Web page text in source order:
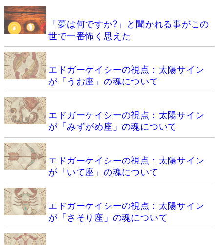
「夢は何ですか?」と聞かれる事がこの
世で一番怖く思えた
エドガーケイシーの視点：太陽サイン
が「うお座」の魂について
エドガーケイシーの視点：太陽サイン
が「みずがめ座」の魂について
エドガーケイシーの視点：太陽サイン
が「いて座」の魂について
エドガーケイシーの視点：太陽サイン
が「さそり座」の魂について